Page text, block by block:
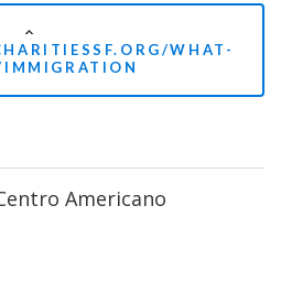
WHAT-
Americano